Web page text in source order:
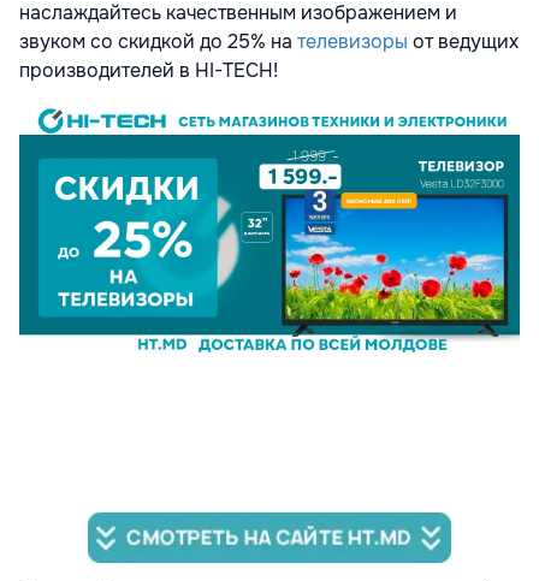
наслаждайтесь качественным изображением и
звуком со скидкой до 25% на телевизоры от ведущих
производителей в HI-TECH!